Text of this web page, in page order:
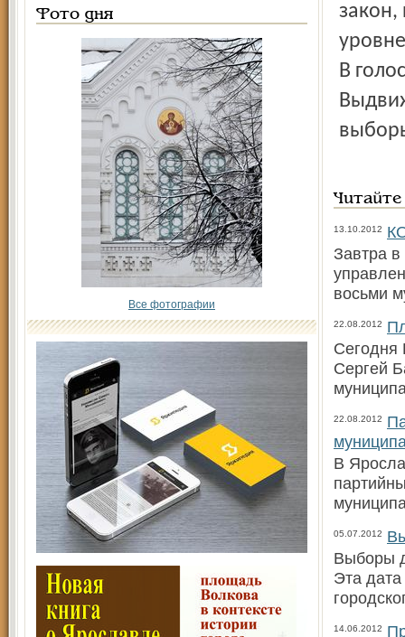
Фото дня
Все фотографии
закон,
В
13.10.2012
Завтра
восьми
22.08.2012
Сегодня
Сергей
22.08.2012
В
05.07.2012
Выборы
Эта
14.06.2012